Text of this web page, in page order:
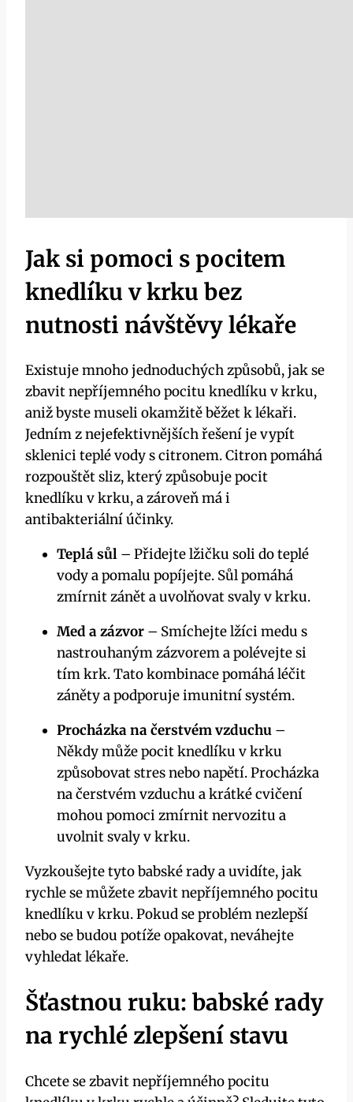
Jak⁢ si pomoci s pocitem
knedlíku v krku ⁣bez
nutnosti návštěvy lékaře
Existuje mnoho jednoduchých způsobů, jak se
‍zbavit nepříjemného ​pocitu knedlíku v krku,
aniž byste museli okamžitě běžet k lékaři.
Jedním z nejefektivnějších řešení je vypít
‍sklenici teplé vody ​s citronem. Citron ‍pomáhá⁣
rozpouštět sliz, který způsobuje pocit
knedlíku v ⁢krku, a zároveň má⁣ i
antibakteriální účinky.
Teplá sůl – Přidejte ⁢lžičku soli ⁤do teplé
vody ‌a pomalu popíjejte. Sůl pomáhá
zmírnit zánět⁢ a uvolňovat svaly v ⁣krku.
Med a ‍zázvor – Smíchejte ⁤lžíci⁤ medu s⁤
nastrouhaným zázvorem a‍ polévejte si
tím krk. Tato kombinace pomáhá léčit
záněty a podporuje imunitní systém.
Procházka ⁤na⁢ čerstvém vzduchu –
Někdy může pocit⁣ knedlíku v‍ krku
způsobovat stres nebo ​napětí. Procházka‍
na čerstvém vzduchu a krátké cvičení
mohou ⁢pomoci ⁣zmírnit nervozitu a⁢
uvolnit svaly v krku.
Vyzkoušejte tyto babské ‌rady a uvidíte, jak
rychle se ⁤můžete zbavit nepříjemného pocitu
⁢knedlíku v krku. Pokud ‍se problém nezlepší
⁣nebo ‌se budou potíže opakovat, ‌neváhejte
vyhledat lékaře.
Šťastnou ⁢ruku: babské rady
na rychlé zlepšení stavu
Chcete se zbavit​ nepříjemného pocitu